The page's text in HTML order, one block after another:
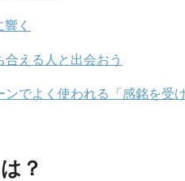
響く
合える人と出会おう
ンでよく使われる「感銘を受
？